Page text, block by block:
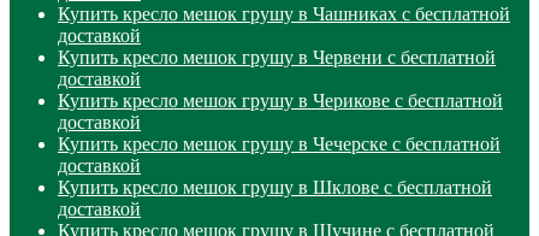
Купить кресло мешок грушу в Чашниках с бесплатной
доставкой
Купить кресло мешок грушу в Червени с бесплатной
доставкой
Купить кресло мешок грушу в Черикове с бесплатной
доставкой
Купить кресло мешок грушу в Чечерске с бесплатной
доставкой
Купить кресло мешок грушу в Шклове с бесплатной
доставкой
Купить кресло мешок грушу в Щучине с бесплатной